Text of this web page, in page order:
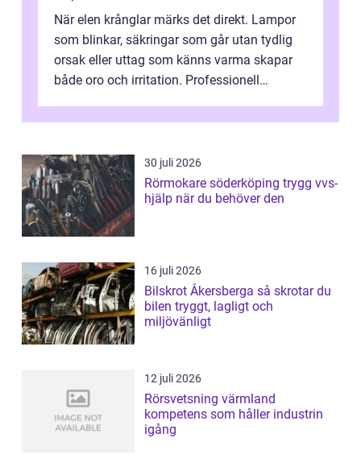
När elen krånglar märks det direkt. Lampor
som blinkar, säkringar som går utan tydlig
orsak eller uttag som känns varma skapar
både oro och irritation. Professionell
30 juli 2026
Rörmokare söderköping trygg vvs-
hjälp när du behöver den
16 juli 2026
Bilskrot Åkersberga så skrotar du
bilen tryggt, lagligt och
miljövänligt
12 juli 2026
Rörsvetsning värmland
kompetens som håller industrin
igång